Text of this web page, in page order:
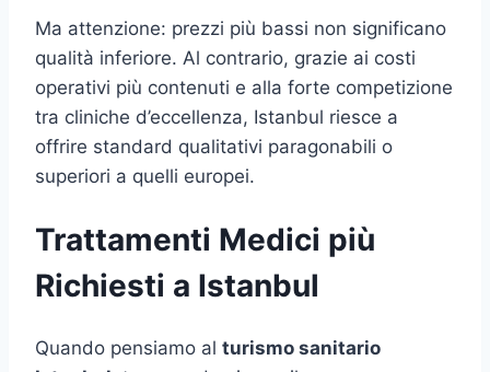
Ma attenzione: prezzi più bassi non significano
qualità inferiore. Al contrario, grazie ai costi
operativi più contenuti e alla forte competizione
tra cliniche d’eccellenza, Istanbul riesce a
offrire standard qualitativi paragonabili o
superiori a quelli europei.
Trattamenti Medici più
Richiesti a Istanbul
Quando pensiamo al turismo sanitario